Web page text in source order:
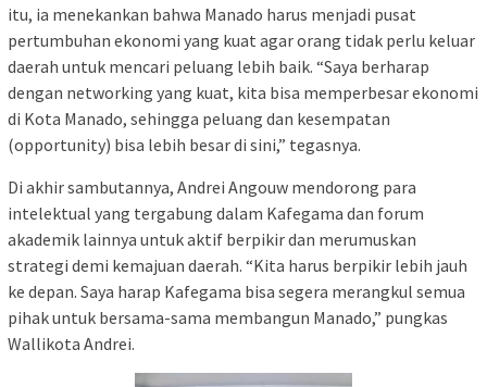
itu, ia menekankan bahwa Manado harus menjadi pusat
pertumbuhan ekonomi yang kuat agar orang tidak perlu keluar
daerah untuk mencari peluang lebih baik. “Saya berharap
dengan networking yang kuat, kita bisa memperbesar ekonomi
di Kota Manado, sehingga peluang dan kesempatan
(opportunity) bisa lebih besar di sini,” tegasnya.
Di akhir sambutannya, Andrei Angouw mendorong para
intelektual yang tergabung dalam Kafegama dan forum
akademik lainnya untuk aktif berpikir dan merumuskan
strategi demi kemajuan daerah. “Kita harus berpikir lebih jauh
ke depan. Saya harap Kafegama bisa segera merangkul semua
pihak untuk bersama-sama membangun Manado,” pungkas
Wallikota Andrei.